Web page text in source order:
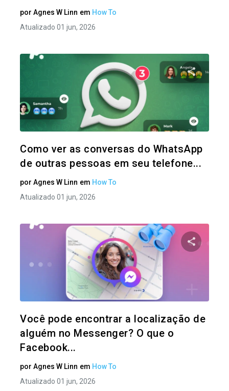
por Agnes W Linn em How To
Atualizado 01 jun, 2026
Como ver as conversas do WhatsApp
de outras pessoas em seu telefone...
por Agnes W Linn em How To
Atualizado 01 jun, 2026
Você pode encontrar a localização de
alguém no Messenger? O que o
Facebook...
por Agnes W Linn em How To
Atualizado 01 jun, 2026